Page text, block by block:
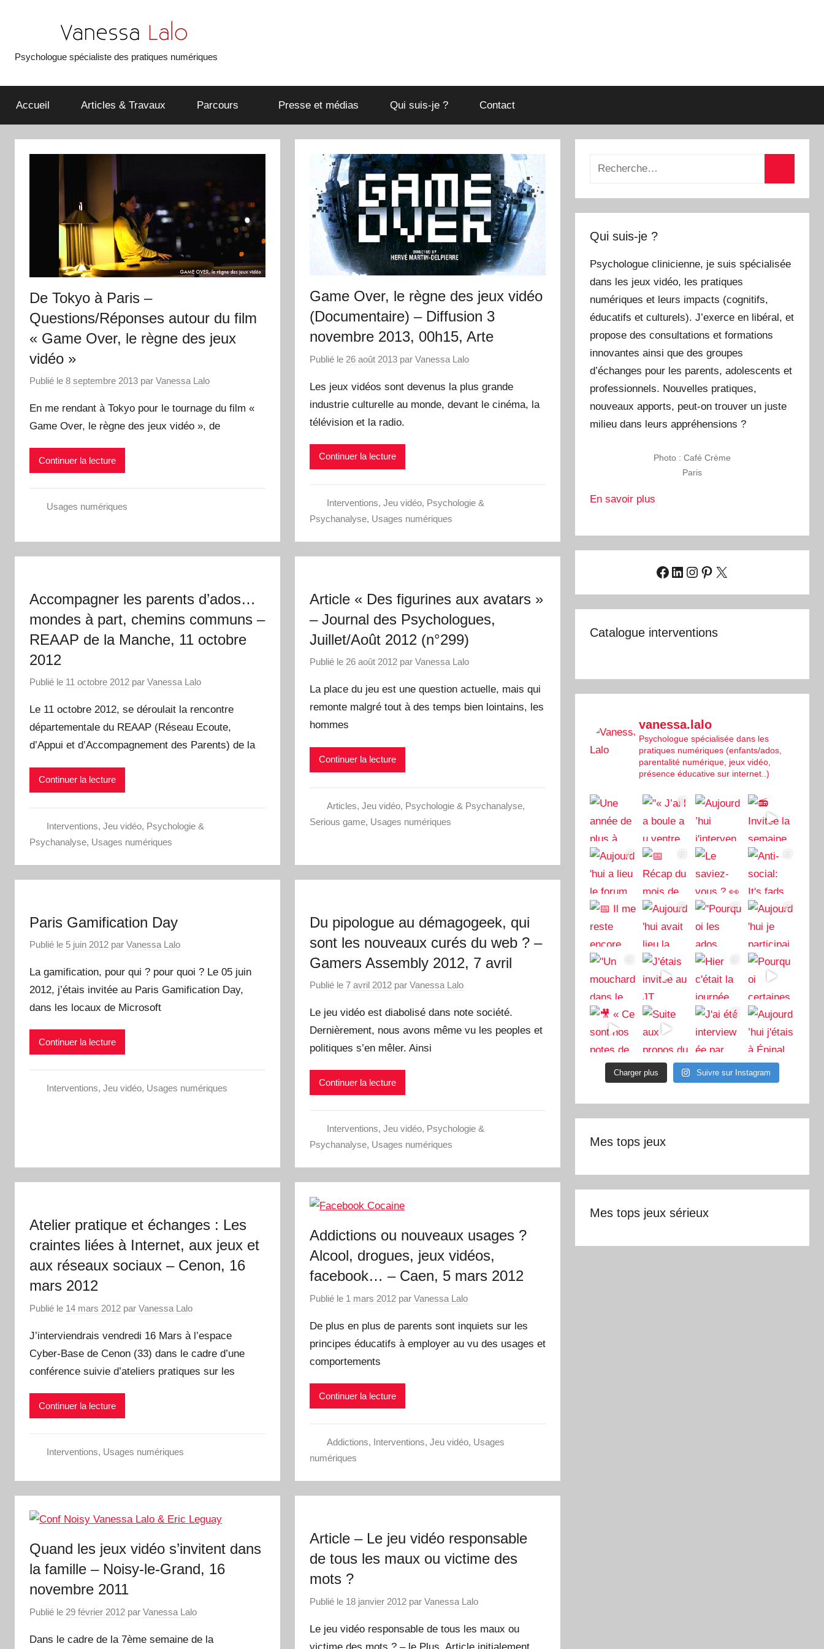
Vanessa
Lalo
Psychologue spécialiste des pratiques numériques
Accueil Articles & Travaux Parcours Presse et médias Qui suis-je ? Contact
De Tokyo à Paris –
Questions/Réponses autour du film
« Game Over, le règne des jeux
vidéo »
Publié le 8 septembre 2013 par Vanessa Lalo
En me rendant à Tokyo pour le tournage du film «
Game Over, le règne des jeux vidéo », de
Continuer la lecture
Usages numériques
Game Over, le règne des jeux vidéo
(Documentaire) – Diffusion 3
novembre 2013, 00h15, Arte
Publié le 26 août 2013 parVanessa Lalo
Les jeux vidéos sont devenus la plus grande
industrie culturelle au monde, devant le cinéma, la
télévision et la radio.
Continuer la lecture
Interventions, Jeu vidéo, Psychologie &
Psychanalyse, Usages numériques
Accompagner les parents d’ados…
mondes à part, chemins communs –
REAAP de la Manche, 11 octobre
2012
Publié le 11 octobre 2012 par Vanessa Lalo
Le 11 octobre 2012, se déroulait la rencontre
départementale du REAAP (Réseau Ecoute,
d’Appui et d’Accompagnement des Parents) de la
Continuer la lecture
Interventions, Jeu vidéo, Psychologie &
Psychanalyse, Usages numériques
Article « Des figurines aux avatars »
– Journal des Psychologues,
Juillet/Août 2012 (n°299)
Publié le 26 août 2012 parVanessa Lalo
La place du jeu est une question actuelle, mais qui
remonte malgré tout à des temps bien lointains, les
hommes
Continuer la lecture
Articles, Jeu vidéo, Psychologie & Psychanalyse,
Serious game, Usages numériques
Paris Gamification Day
Publié le 5 juin 2012 par Vanessa Lalo
La gamification, pour qui ? pour quoi ? Le 05 juin
2012, j’étais invitée au Paris Gamification Day,
dans les locaux de Microsoft
Continuer la lecture
Interventions, Jeu vidéo, Usages numériques
Du pipologue au démagogeek, qui
sont les nouveaux curés du web ? –
Gamers Assembly 2012, 7 avril
Publié le7 avril 2012 parVanessa Lalo
Le jeu vidéo est diabolisé dans note société.
Dernièrement, nous avons même vu les peoples et
politiques s’en mêler. Ainsi
Continuer la lecture
Interventions, Jeu vidéo, Psychologie &
Psychanalyse, Usages numériques
Atelier pratique et échanges : Les
craintes liées à Internet, aux jeux et
aux réseaux sociaux – Cenon, 16
mars 2012
Publié le 14 mars 2012 par Vanessa Lalo
J’interviendrais vendredi 16 Mars à l’espace
Cyber-Base de Cenon (33) dans le cadre d’une
conférence suivie d’ateliers pratiques sur les
Continuer la lecture
Interventions, Usages numériques
Addictions ou nouveaux usages ?
Alcool, drogues, jeux vidéos,
facebook… – Caen, 5 mars 2012
Publié le 1 mars 2012 parVanessa Lalo
De plus en plus de parents sont inquiets sur les
principes éducatifs à employer au vu des usages et
comportements
Continuer la lecture
Addictions, Interventions, Jeu vidéo, Usages
numériques
Quand les jeux vidéo s’invitent dans
la famille – Noisy-le-Grand, 16
novembre 2011
Publié le 29 février 2012 par Vanessa Lalo
Dans le cadre de la 7ème semaine de la
Article – Le jeu vidéo responsable
de tous les maux ou victime des
mots ?
Publié le 18 janvier 2012 parVanessa Lalo
Le jeu vidéo responsable de tous les maux ou
victime des mots ? – le Plus. Article initialement
Recherche
:
Qui suis-je ?
Psychologue clinicienne, je suis spécialisée
dans les jeux vidéo, les pratiques
numériques et leurs impacts (cognitifs,
éducatifs et culturels). J’exerce en libéral, et
propose des consultations et formations
innovantes ainsi que des groupes
d’échanges pour les parents, adolescents et
professionnels. Nouvelles pratiques,
nouveaux apports, peut-on trouver un juste
milieu dans leurs appréhensions ?
Photo : Café Crème
Paris
En savoir plus
Facebook
LinkedIn
Instagram
Pinterest
X
Catalogue interventions
vanessa.lalo
Psychologue spécialisée dans les
pratiques numériques (enfants/ados,
parentalité numérique, jeux vidéo,
présence éducative sur internet..)
Charger plus Suivre sur Instagram
Mes tops jeux
Mes tops jeux sérieux